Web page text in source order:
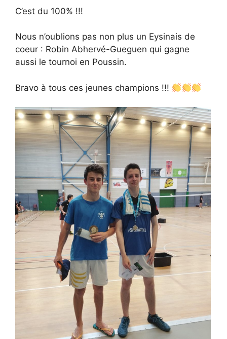
C’est du 100% !!!
Nous n’oublions pas non plus un Eysinais de
coeur : Robin Abhervé-Gueguen qui gagne
aussi le tournoi en Poussin.
Bravo à tous ces jeunes champions !!!